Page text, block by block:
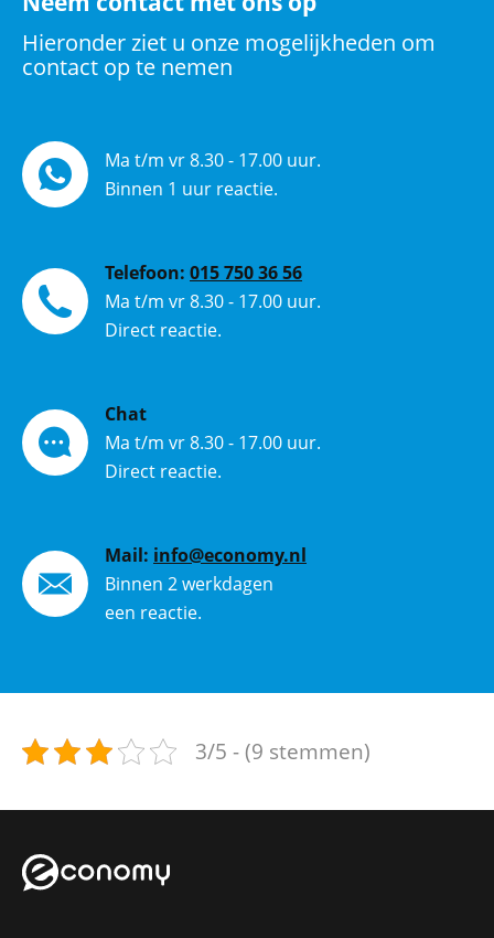
Hieronder ziet u onze mogelijkheden om
contact op te nemen
Ma t/m vr 8.30 - 17.00 uur.
Binnen 1 uur reactie.
Telefoon: 015 750 36 56
Ma t/m vr 8.30 - 17.00 uur.
Direct reactie.
Chat
Ma t/m vr 8.30 - 17.00 uur.
Direct reactie.
Mail: info@economy.nl
Binnen 2 werkdagen
een reactie.
3/5 - (9 stemmen)